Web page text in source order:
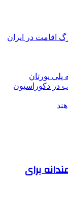
اقامت در ایران
پلی یورتان
در دکوراسیون
برای